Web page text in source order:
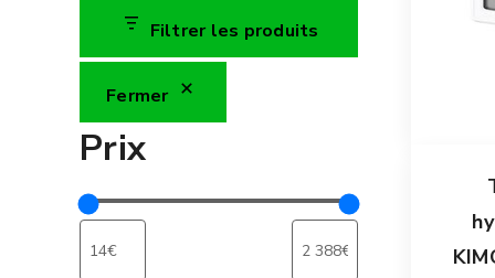
Filtrer les produits
Fermer
Prix